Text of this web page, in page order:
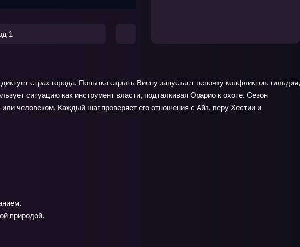
1
страх города. Попытка скрыть Виену запускает цепочку конфликтов: гильдия,
ситуацию как инструмент власти, подталкивая Орарио к охоте. Сезон
человеком. Каждый шаг проверяет его отношения с Айз, веру Хестии и
природой.